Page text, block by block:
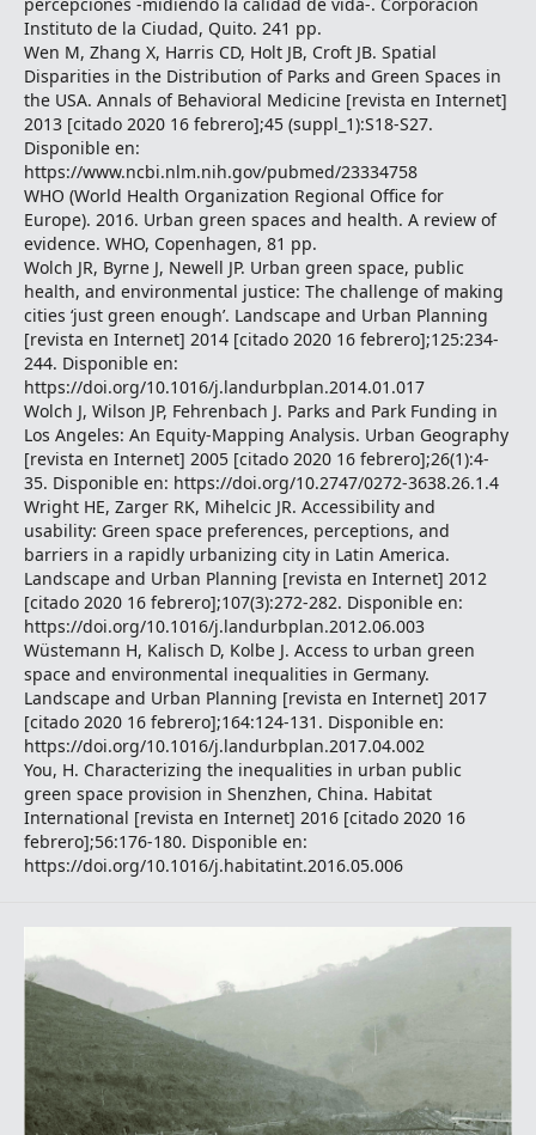
percepciones -midiendo la calidad de vida-. Corporación
Instituto de la Ciudad, Quito. 241 pp.
Wen M, Zhang X, Harris CD, Holt JB, Croft JB. Spatial
Disparities in the Distribution of Parks and Green Spaces in
the USA. Annals of Behavioral Medicine [revista en Internet]
2013 [citado 2020 16 febrero];45 (suppl_1):S18-S27.
Disponible en:
https://www.ncbi.nlm.nih.gov/pubmed/23334758
WHO (World Health Organization Regional Office for
Europe). 2016. Urban green spaces and health. A review of
evidence. WHO, Copenhagen, 81 pp.
Wolch JR, Byrne J, Newell JP. Urban green space, public
health, and environmental justice: The challenge of making
cities ‘just green enough’. Landscape and Urban Planning
[revista en Internet] 2014 [citado 2020 16 febrero];125:234-
244. Disponible en:
https://doi.org/10.1016/j.landurbplan.2014.01.017
Wolch J, Wilson JP, Fehrenbach J. Parks and Park Funding in
Los Angeles: An Equity-Mapping Analysis. Urban Geography
[revista en Internet] 2005 [citado 2020 16 febrero];26(1):4-
35. Disponible en: https://doi.org/10.2747/0272-3638.26.1.4
Wright HE, Zarger RK, Mihelcic JR. Accessibility and
usability: Green space preferences, perceptions, and
barriers in a rapidly urbanizing city in Latin America.
Landscape and Urban Planning [revista en Internet] 2012
[citado 2020 16 febrero];107(3):272-282. Disponible en:
https://doi.org/10.1016/j.landurbplan.2012.06.003
Wüstemann H, Kalisch D, Kolbe J. Access to urban green
space and environmental inequalities in Germany.
Landscape and Urban Planning [revista en Internet] 2017
[citado 2020 16 febrero];164:124-131. Disponible en:
https://doi.org/10.1016/j.landurbplan.2017.04.002
You, H. Characterizing the inequalities in urban public
green space provision in Shenzhen, China. Habitat
International [revista en Internet] 2016 [citado 2020 16
febrero];56:176-180. Disponible en:
https://doi.org/10.1016/j.habitatint.2016.05.006